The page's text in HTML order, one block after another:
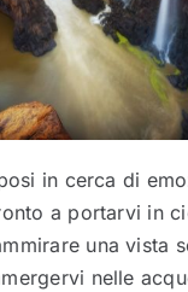
in cerca di
a portarvi in
una vista
nelle